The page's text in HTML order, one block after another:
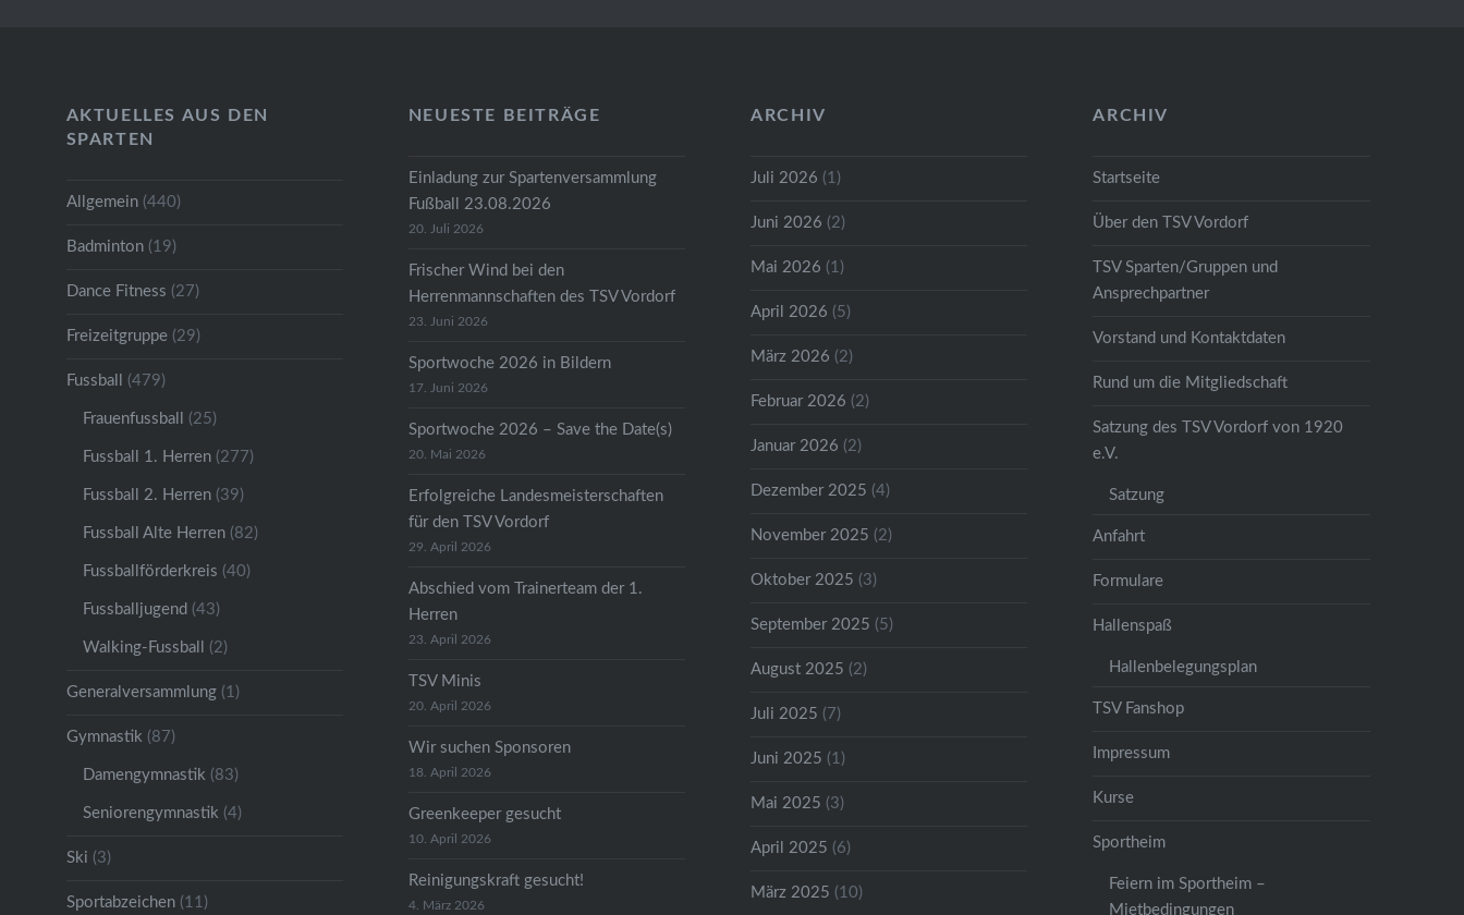
AKTUELLES AUS DEN
SPARTEN
Allgemein(440)
Badminton(19)
Dance Fitness (27)
Freizeitgruppe(29)
Fussball (479)
Frauenfussball (25)
Fussball 1. Herren(277)
Fussball 2. Herren(39)
Fussball Alte Herren(82)
Fussballförderkreis (40)
Fussballjugend (43)
Walking-Fussball (2)
Generalversammlung(1)
Gymnastik (87)
Damengymnastik (83)
Seniorengymnastik (4)
Ski (3)
Sportabzeichen(11)
NEUESTE BEITRÄGE
Einladung zur Spartenversammlung
Fußball 23.08.2026
20. Juli 2026
Frischer Wind bei den
Herrenmannschaften des TSV Vordorf
23. Juni 2026
Sportwoche 2026 in Bildern
17. Juni 2026
Sportwoche 2026 – Save the Date(s)
20. Mai 2026
Erfolgreiche Landesmeisterschaften
für den TSV Vordorf
29. April 2026
Abschied vom Trainerteam der 1.
Herren
23. April 2026
TSV Minis
20. April 2026
Wir suchen Sponsoren
18. April 2026
Greenkeeper gesucht
10. April 2026
Reinigungskraft gesucht!
4. März 2026
ARCHIV
Juli 2026 (1)
Juni 2026 (2)
Mai 2026 (1)
April 2026 (5)
März 2026 (2)
Februar 2026 (2)
Januar 2026 (2)
Dezember 2025 (4)
November 2025 (2)
Oktober 2025 (3)
September 2025 (5)
August 2025 (2)
Juli 2025 (7)
Juni 2025 (1)
Mai 2025 (3)
April 2025 (6)
März 2025 (10)
ARCHIV
Startseite
Über den TSV Vordorf
TSV Sparten/Gruppen und
Ansprechpartner
Vorstand und Kontaktdaten
Rund um die Mitgliedschaft
Satzung des TSV Vordorf von 1920
e.V.
Satzung
Anfahrt
Formulare
Hallenspaß
Hallenbelegungsplan
TSV Fanshop
Impressum
Kurse
Sportheim
Feiern im Sportheim –
Mietbedingungen